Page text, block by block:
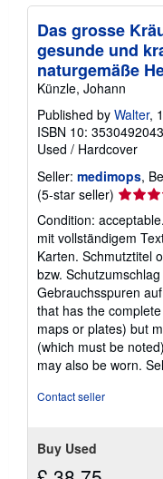
Das grosse
gesunde und
naturgemäße
Künzle, Johann
Published by Walter,
ISBN 10: 3530492043
Used / Hardcover
Seller: medimops,
(5-star seller) Seller
rating
5
out
of
5
stars
Condition:
mit vollständigem
Karten. Schmutztitel
bzw.
Gebrauchsspuren
that has the
maps or plates) but
(which must be
may also be worn.
Contact seller
Buy Used